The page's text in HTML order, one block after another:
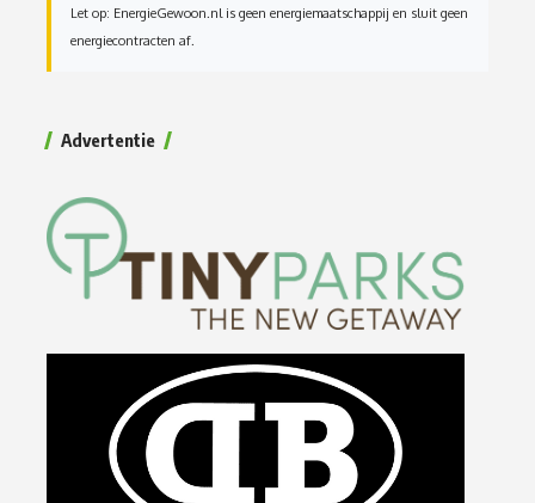
Let op: EnergieGewoon.nl is geen energiemaatschappij en sluit geen
energiecontracten af.
Advertentie